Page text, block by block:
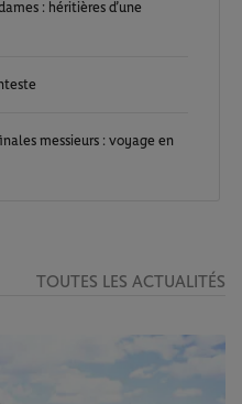
: héritières d’une
messieurs : voyage en
TOUTES LES ACTUALITÉS